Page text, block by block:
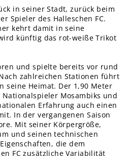
in seiner Stadt, zurück beim
Spieler des Halleschen FC.
kehrt damit in seine
künftig das rot-weiße Trikot
und spielte bereits vor rund
zahlreichen Stationen führt
seine Heimat. Der 1,90 Meter
Mosambiks und
Erfahrung auch einen
In der vergangenen Saison
Mit seiner Körpergröße,
und seinen technischen
die dem
FC zusätzliche Variabilität